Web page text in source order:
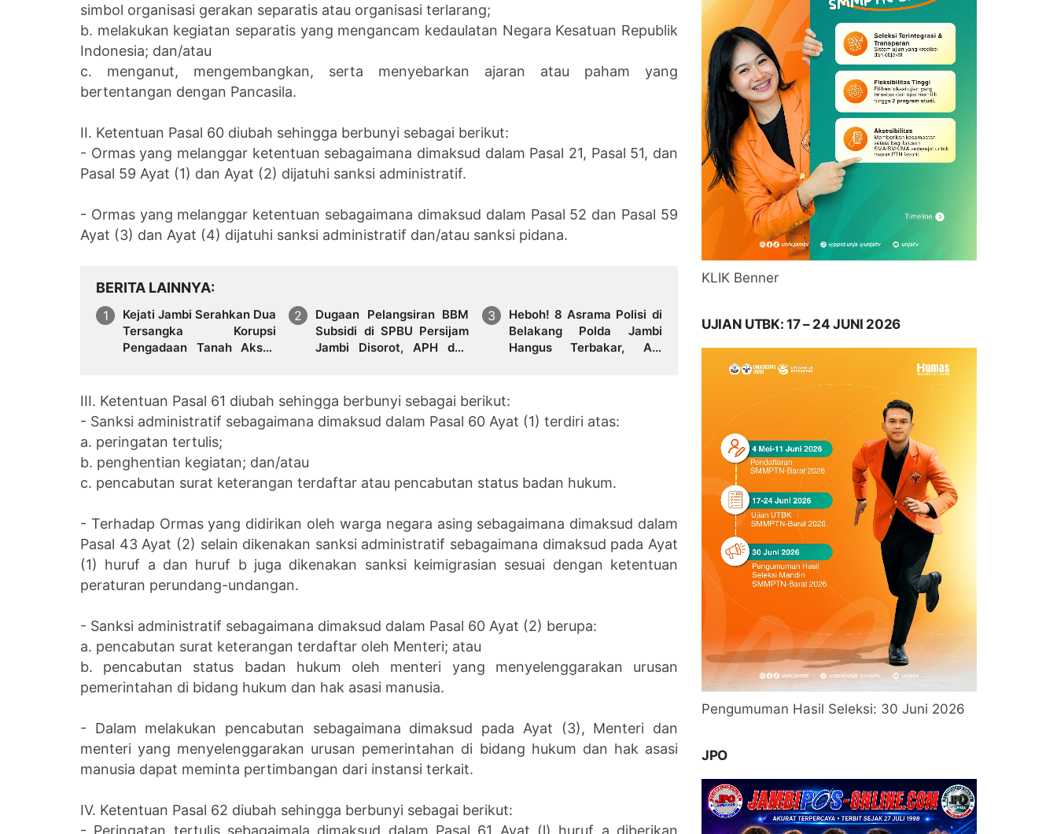
simbol organisasi gerakan separatis atau organisasi terlarang;
b. melakukan kegiatan separatis yang mengancam kedaulatan Negara Kesatuan Republik
Indonesia; dan/atau
c. menganut, mengembangkan, serta menyebarkan ajaran atau paham yang
bertentangan dengan Pancasila.
II. Ketentuan Pasal 60 diubah sehingga berbunyi sebagai berikut:
- Ormas yang melanggar ketentuan sebagaimana dimaksud dalam Pasal 21, Pasal 51, dan
Pasal 59 Ayat (1) dan Ayat (2) dijatuhi sanksi administratif.
- Ormas yang melanggar ketentuan sebagaimana dimaksud dalam Pasal 52 dan Pasal 59
Ayat (3) dan Ayat (4) dijatuhi sanksi administratif dan/atau sanksi pidana.
BERITA LAINNYA
Kejati Jambi Serahkan Dua
Tersangka Korupsi
Pengadaan Tanah Akses
Dugaan Pelangsiran BBM
Subsidi di SPBU Persijam
Jambi Disorot, APH dan
Heboh! 8 Asrama Polisi di
Belakang Polda Jambi
Hangus Terbakar, Api
III. Ketentuan Pasal 61 diubah sehingga berbunyi sebagai berikut:
- Sanksi administratif sebagaimana dimaksud dalam Pasal 60 Ayat (1) terdiri atas:
a. peringatan tertulis;
b. penghentian kegiatan; dan/atau
c. pencabutan surat keterangan terdaftar atau pencabutan status badan hukum.
- Terhadap Ormas yang didirikan oleh warga negara asing sebagaimana dimaksud dalam
Pasal 43 Ayat (2) selain dikenakan sanksi administratif sebagaimana dimaksud pada Ayat
(1) huruf a dan huruf b juga dikenakan sanksi keimigrasian sesuai dengan ketentuan
peraturan perundang-undangan.
- Sanksi administratif sebagaimana dimaksud dalam Pasal 60 Ayat (2) berupa:
a. pencabutan surat keterangan terdaftar oleh Menteri; atau
b. pencabutan status badan hukum oleh menteri yang menyelenggarakan urusan
pemerintahan di bidang hukum dan hak asasi manusia.
- Dalam melakukan pencabutan sebagaimana dimaksud pada Ayat (3), Menteri dan
menteri yang menyelenggarakan urusan pemerintahan di bidang hukum dan hak asasi
manusia dapat meminta pertimbangan dari instansi terkait.
IV. Ketentuan Pasal 62 diubah sehingga berbunyi sebagai berikut:
- Peringatan tertulis sebagaimala dimaksud dalam Pasal 61 Ayat (l) huruf a diberikan
KLIK Benner
UJIAN UTBK: 17 – 24 JUNI 2026
Pengumuman Hasil Seleksi: 30 Juni 2026
JPO